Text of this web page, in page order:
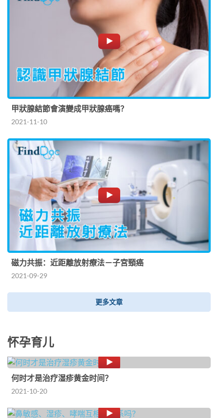
甲狀腺結節會演變成甲狀腺癌嗎？
2021-11-10
磁力共振：近距離放射療法－子宮頸癌
2021-09-29
更多文章
怀孕育儿
何时才是治疗湿疹黄金时间？
2021-10-20